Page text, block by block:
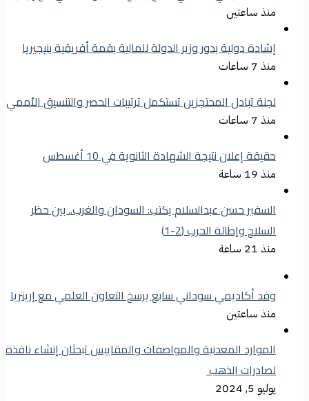
منذ ساعتين
إشادة دولية بدور وزير الدولة للمالية بقمة أفريقية بنيجيريا
منذ 7 ساعات
لجنة تبادل المحتجزين تستكمل ترتيبات الحصر والتنسيق الأممي
منذ 7 ساعات
حقيقة إعلان نتيجة الشهادة الثانوية في 10 أغسطس
منذ 19 ساعة
السفير حسن عبدالسلام يكتب: السودان والغرب.. بين حظر
السلاح وإطالة الحرب (2-1)
منذ 21 ساعة
وفد أكاديمي سوداني سابع يرسخ التعاون العلمي مع إريتريا
منذ ساعتين
الموارد المعدنية والمواصفات والمقاييس تبحثان إنشاء نافذة
لصادرات الذهب
يوليو 5, 2024